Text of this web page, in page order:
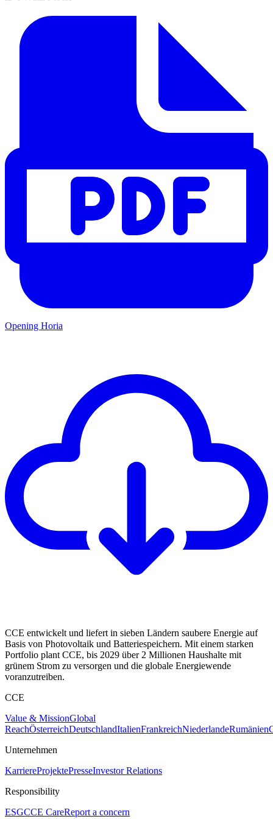
Opening Horia
CCE entwickelt und liefert in sieben Ländern saubere Energie auf
Basis von Photovoltaik und Batteriespeichern. Mit einem starken
Portfolio plant CCE, bis 2029 über 2 Millionen Haushalte mit
grünem Strom zu versorgen und die globale Energiewende
voranzutreiben.
CCE
Value & MissionGlobal
ReachÖsterreichDeutschlandItalienFrankreichNiederlandeRumänien
Unternehmen
KarriereProjektePresseInvestor Relations
Responsibility
ESGCCE CareReport a concern